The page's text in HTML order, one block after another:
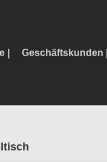
| Geschäftskunden |